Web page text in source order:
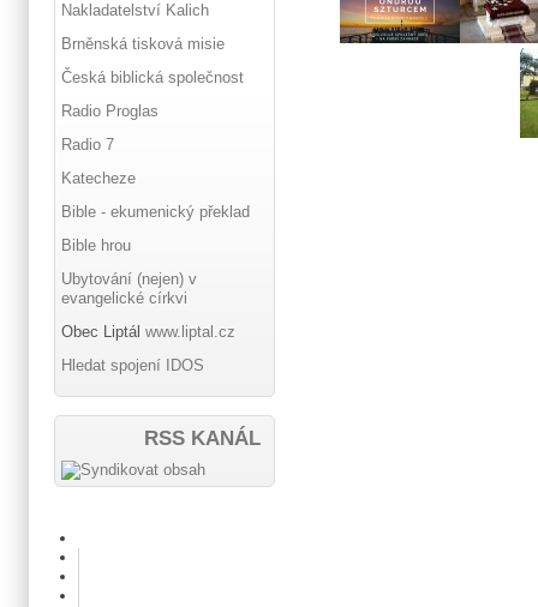
Nakladatelství Kalich
Brněnská tisková misie
Česká biblická společnost
Radio Proglas
Radio 7
Katecheze
Bible - ekumenický překlad
Bible hrou
Ubytování (nejen) v
evangelické církvi
Obec Liptál www.liptal.cz
Hledat spojení IDOS
RSS KANÁL